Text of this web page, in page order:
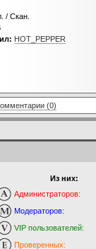
/ Скан.
HOT_PEPPER
(0)
Из них:
Администраторов:
Модераторов:
VIP пользователей:
Проверенных: